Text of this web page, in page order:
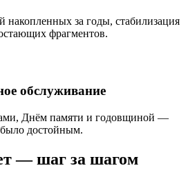
накопленных за годы, стабилизация
фрагментов.
обслуживание
Днём памяти и годовщиной —
было достойным.
— шаг за шагом